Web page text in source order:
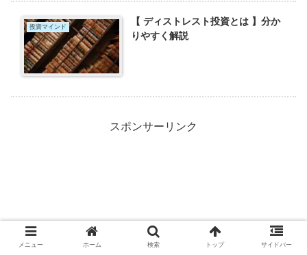
投資マインド
【 ディストレスト投資とは 】分か
りやすく解説
スポンサーリンク
メニュー ホーム 検索 トップ サイドバー